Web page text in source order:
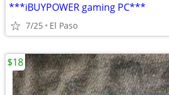
***iBUYPOWER gaming PC***
7/25 El Paso
$18